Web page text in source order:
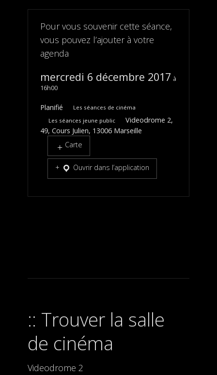
Pour vous souvenir cette séance,
vous pouvez l’ajouter à votre
agenda
mercredi 6 décembre 2017
16h00
Planifié
Les séances de cinéma
Les séances jeune public
Videodrome 2,
49, Cours Julien, 13006 Marseille
Carte
Ouvrir dans l’application
Trouver la salle
de cinéma
Videodrome 2